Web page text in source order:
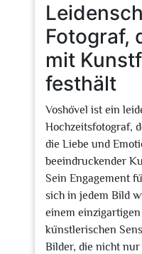
Fotograf,
mit
festhält
Voshövel ist ein
Hochzeitsfotograf,
die Liebe und
beeindruckender
Sein Engagement
sich in jedem Bild
einem
künstlerischen
Bilder, die nicht